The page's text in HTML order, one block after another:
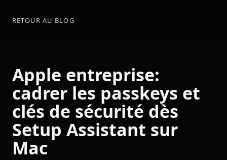
RETOUR AU BLOG
Apple entreprise:
cadrer les passkeys et
clés de sécurité dès
Setup Assistant sur
Mac